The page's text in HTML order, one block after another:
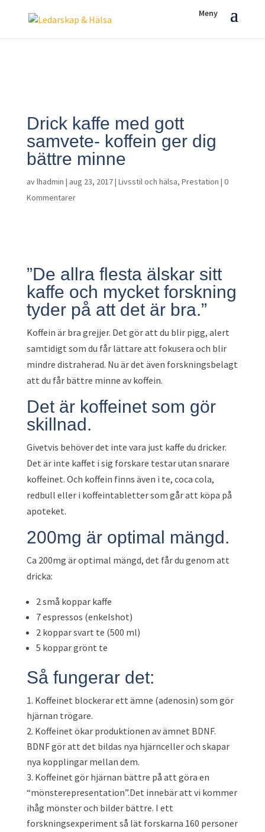
Drick kaffe med gott
samvete- koffein ger dig
bättre minne
avlhadmin | aug 23, 2017| Livsstil och hälsa, Prestation | 0
Kommentarer
”De allra flesta älskar sitt
kaffe och mycket forskning
tyder på att det är bra.”
Koffein är bra grejjer. Det gör att du blir pigg, alert
samtidigt som du får lättare att fokusera och blir
mindre distraherad. Nu är det även forskningsbelagt
att du får bättre minne av koffein.
Det är koffeinet som gör
skillnad.
Givetvis behöver det inte vara just kaffe du dricker.
Det är inte kaffet i sig forskare testar utan snarare
koffeinet. Och koffein finns även i te, coca cola,
redbull eller i koffeintabletter som går att köpa på
apoteket.
200mg är optimal mängd.
Ca 200mg är optimal mängd, det får du genom att
dricka:
2 små koppar kaffe
7 espressos (enkelshot)
2 koppar svart te (500 ml)
5 koppar grönt te
Så fungerar det:
Koffeinet blockerar ett ämne (adenosin) som gör
hjärnan trögare.
Koffeinet ökar produktionen av ämnet BDNF.
BDNF gör att det bildas nya hjärnceller och skapar
nya kopplingar mellan dem.
Koffeinet gör hjärnan bättre på att göra en
“mönsterepresentation”.Det innebär att vi kommer
ihåg mönster och bilder bättre. I ett
forskningsexperiment så lät forskarna 160 personer